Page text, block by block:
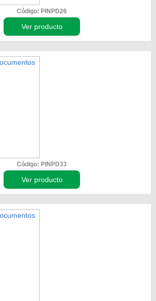
Código: PINPD26
Ver producto
Código: PINPD33
Ver producto